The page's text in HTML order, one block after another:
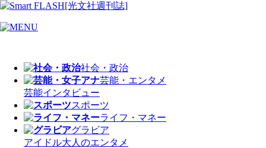
社会・政治
芸能・エンタメ
芸能インタビュー
スポーツ
ライフ・マネー
グラビア
アイドル大人のエンタメ